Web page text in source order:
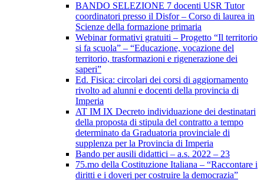
BANDO SELEZIONE 7 docenti USR Tutor
coordinatori presso il Disfor – Corso di laurea in
Scienze della formazione primaria
Webinar formativi gratuiti – Progetto “Il territorio
si fa scuola” – “Educazione, vocazione del
territorio, trasformazioni e rigenerazione dei
saperi”
Ed. Fisica: circolari dei corsi di aggiornamento
rivolto ad alunni e docenti della provincia di
Imperia
AT IM IX Decreto individuazione dei destinatari
della proposta di stipula del contratto a tempo
determinato da Graduatoria provinciale di
supplenza per la Provincia di Imperia
Bando per ausili didattici – a.s. 2022 – 23
75.mo della Costituzione Italiana – “Raccontare i
diritti e i doveri per costruire la democrazia”